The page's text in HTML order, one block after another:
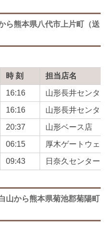
ら熊本県八代市上片町（送
時 刻 担当店名
16:16 山形長井センター
16:16 山形長井センター
20:37 山形ベース店
06:15 厚木ゲートウェ
09:43 日奈久センター
山から熊本県菊池郡菊陽町